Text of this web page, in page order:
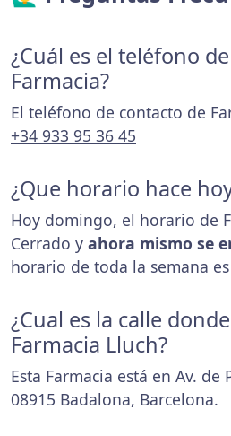
¿Cuál es el teléfono
Farmacia?
El teléfono de contacto de
+34 933 95 36 45
¿Que horario hace
Hoy domingo, el horario de
Cerrado y ahora mismo se
horario de toda la semana es
¿Cual es la calle
Farmacia Lluch?
Esta Farmacia está en Av. de
08915 Badalona, Barcelona.